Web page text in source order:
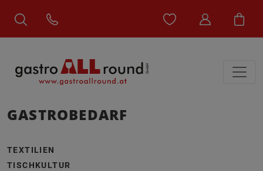
GASTROBEDARF
TEXTILIEN
TISCHKULTUR